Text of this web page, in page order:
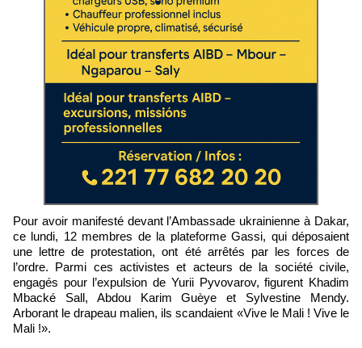
Pour avoir manifesté devant l’Ambassade ukrainienne à Dakar,
ce lundi, 12 membres de la plateforme Gassi, qui déposaient
une lettre de protestation, ont été arrêtés par les forces de
l’ordre. Parmi ces activistes et acteurs de la société civile,
engagés pour l’expulsion de Yurii Pyvovarov, figurent Khadim
Mbacké Sall, Abdou Karim Guèye et Sylvestine Mendy.
Arborant le drapeau malien, ils scandaient «Vive le Mali ! Vive le
Mali !».